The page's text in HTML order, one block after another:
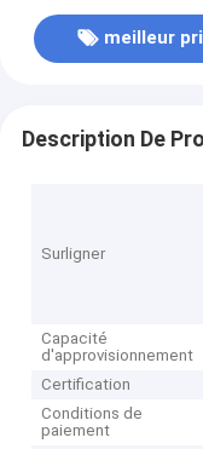
meilleur
Description De
Surligner
Capacité
d'approvisionnement
Certification
Conditions de
paiement